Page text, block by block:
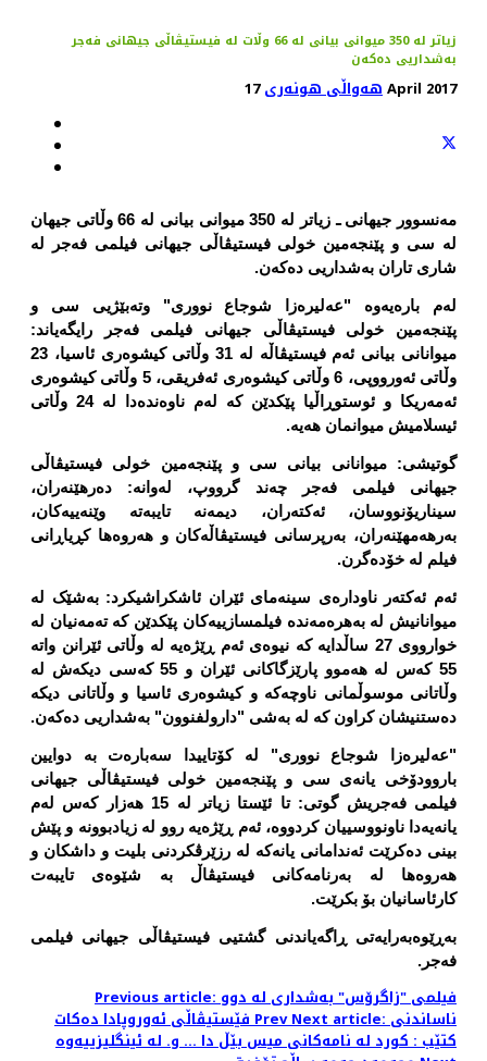
زیاتر لە 350 میوانی بیانی لە 66 وڵات لە فیستیڤاڵی جیهانی فەجر
بەشداریی دەکەن
هەواڵی هونەری17 April 2017
مەنسوور جیهانی
ـ زیاتر لە 350 میوانی بیانی لە 66 وڵاتی جیهان
لە سی و پێنجەمین خولی فیستیڤاڵی جیهانی فیلمی فەجر لە
شاری تاران بەشداریی دەکەن.
لەم بارەیەوە "عەلیرەزا شوجاع نووری" وتەبێژیی سی و
پێنجەمین خولی فیستیڤاڵی جیهانی فیلمی فەجر رایگەیاند:
میوانانی بیانی ئەم فیستیڤاڵە لە 31 وڵاتی کیشوەری ئاسیا، 23
وڵاتی ئەورووپی، 6 وڵاتی کیشوەری ئەفریقی، 5 وڵاتی کیشوەری
ئەمەریکا و ئوستوڕاڵیا پێکدێن کە لەم ناوەندەدا لە 24 وڵاتی
ئیسلامیش میوانمان هەیە.
گوتیشی: میوانانی بیانی سی و پێنجەمین خولی فیستیڤاڵی
جیهانی فیلمی فەجر چەند گرووپ، لەوانە: دەرهێنەران،
سیناریۆنووسان، ئەکتەران، دیمەنە تایبەتە وێنەییەکان،
بەرهەمهێنەران، بەرپرسانی فیستیڤاڵەکان و هەروەها کڕیاڕانی
فیلم لە خۆدەگرن.
ئەم ئەکتەر ناودارەی سینەمای ئێران ئاشکراشیکرد: بەشێک لە
میوانانیش لە بەهرەمەندە فیلمسازییەکان پێکدێن کە تەمەنیان لە
خوارووی 27 ساڵدایە کە نیوەی ئەم ڕێژەیە لە وڵاتی ئێرانن واتە
55 کەس لە هەموو پارێزگاکانی ئێران و 55 کەسی دیکەش لە
وڵاتانی موسوڵمانی ناوچەکە و کیشوەری ئاسیا و وڵاتانی دیکە
دەستنیشان کراون کە لە بەشی "دارولفنوون" بەشداریی دەکەن.
"عەلیرەزا شوجاع نووری" لە کۆتاییدا سەبارەت بە دوایین
باروودۆخی یانەی سی و پێنجەمین خولی فیستیڤاڵی جیهانی
فیلمی فەجریش گوتی: تا ئێستا زیاتر لە 15 هەزار کەس لەم
یانەیەدا ناونووسییان کردووە، ئەم ڕێژەیە روو لە زیادبوونە و پێش
بینی دەکرێت ئەندامانی یانەکە لە رزێرڤکردنی بلیت و داشکان و
هەروەها لە بەرنامەکانی فیستیڤاڵ بە شێوەی تایبەت
کارئاسانیان بۆ بکرێت.
بەڕێوەبەرایەتی ڕاگەیاندنی گشتییفیستیڤاڵی جیهانی فیلمی
فەجر.
Previous article: فیلمی "زاگرۆس" بەشداری لە دوو
فێستیڤاڵی ئەوروپادا دەکاتPrevNext article: ناساندنی
کتێب : کورد لە نامەکانی میس بێڵ دا ... و. لە ئینگلیزییەوە